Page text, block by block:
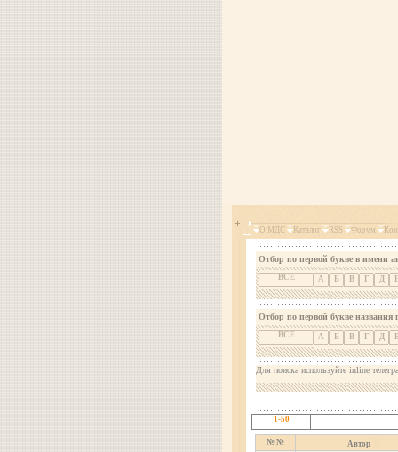
О МДС Каталог RSS Форум
Отбор по первой букве в имени
ВСЕ А Б В Г Д
Отбор по первой букве названия
ВСЕ А Б В Г Д
Для поиска используйте inline
1-50
№ №
Автор